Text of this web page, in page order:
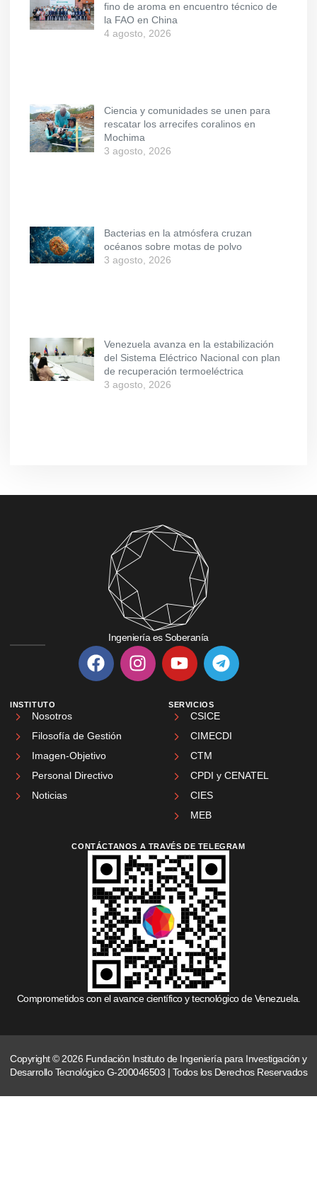
fino de aroma en encuentro técnico de
la FAO en China
4 agosto, 2026
Ciencia y comunidades se unen para
rescatar los arrecifes coralinos en
Mochima
3 agosto, 2026
Bacterias en la atmósfera cruzan
océanos sobre motas de polvo
3 agosto, 2026
Venezuela avanza en la estabilización
del Sistema Eléctrico Nacional con plan
de recuperación termoeléctrica
3 agosto, 2026
Ingeniería es Soberanía
INSTITUTO
Nosotros
Filosofía de Gestión
Imagen-Objetivo
Personal Directivo
Noticias
SERVICIOS
CSICE
CIMECDI
CTM
CPDI y CENATEL
CIES
MEB
CONTÁCTANOS A TRAVÉS DE TELEGRAM
Comprometidos con el avance científico y tecnológico de Venezuela.
Copyright © 2026 Fundación Instituto de Ingeniería para Investigación y
Desarrollo Tecnológico G-200046503 | Todos los Derechos Reservados